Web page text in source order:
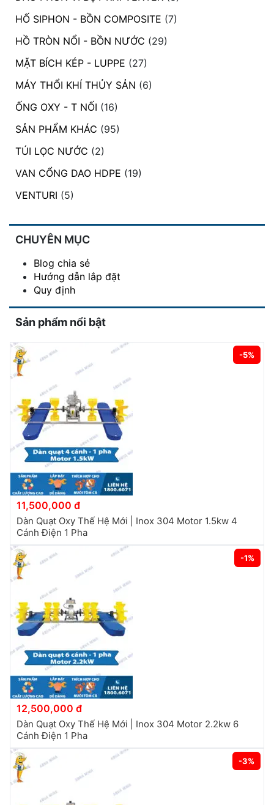
HỐ SIPHON - BỒN COMPOSITE (7)
HỒ TRÒN NỔI - BỒN NƯỚC (29)
MẶT BÍCH KÉP - LUPPE (27)
MÁY THỔI KHÍ THỦY SẢN (6)
ỐNG OXY - T NỐI (16)
SẢN PHẨM KHÁC (95)
TÚI LỌC NƯỚC (2)
VAN CỔNG DAO HDPE (19)
VENTURI (5)
CHUYÊN MỤC
Blog chia sẻ
Hướng dẫn lắp đặt
Quy định
Sản phẩm nổi bật
-5%
11,500,000 đ
Dàn Quạt Oxy Thế Hệ Mới | Inox 304 Motor 1.5kw 4
Cánh Điện 1 Pha
-1%
12,500,000 đ
Dàn Quạt Oxy Thế Hệ Mới | Inox 304 Motor 2.2kw 6
Cánh Điện 1 Pha
-3%